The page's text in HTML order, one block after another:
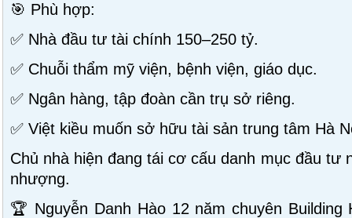
🎯 Phù hợp:
✅ Nhà đầu tư tài chính 150–250 tỷ.
✅ Chuỗi thẩm mỹ viện, bệnh viện, giáo dục.
✅ Ngân hàng, tập đoàn cần trụ sở riêng.
✅ Việt kiều muốn sở hữu tài sản trung tâm Hà
Chủ nhà hiện đang tái cơ cấu danh mục đầu tư
nhượng.
🏆 Nguyễn Danh Hào 12 năm chuyên Building